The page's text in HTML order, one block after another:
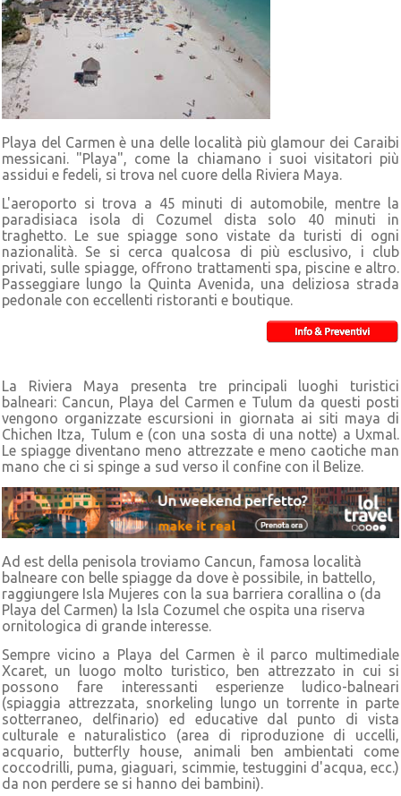
Playa del Carmen è una delle località più glamour dei Caraibi
messicani. "Playa", come la chiamano i suoi visitatori più
assidui e fedeli, si trova nel cuore della Riviera Maya.
L'aeroporto si trova a 45 minuti di automobile, mentre la
paradisiaca isola di Cozumel dista solo 40 minuti in
traghetto. Le sue spiagge sono vistate da turisti di ogni
nazionalità. Se si cerca qualcosa di più esclusivo, i club
privati, sulle spiagge, offrono trattamenti spa, piscine e altro.
Passeggiare lungo la Quinta Avenida, una deliziosa strada
pedonale con eccellenti ristoranti e boutique.
La Riviera Maya presenta tre principali luoghi turistici
balneari: Cancun, Playa del Carmen e Tulum da questi posti
vengono organizzate escursioni in giornata ai siti maya di
Chichen Itza, Tulum e (con una sosta di una notte) a Uxmal.
Le spiagge diventano meno attrezzate e meno caotiche man
mano che ci si spinge a sud verso il confine con il Belize.
Ad est della penisola troviamo Cancun, famosa località
balneare con belle spiagge da dove è possibile, in battello,
raggiungere Isla Mujeres con la sua barriera corallina o (da
Playa del Carmen) la Isla Cozumel che ospita una riserva
ornitologica di grande interesse.
Sempre vicino a Playa del Carmen è il parco multimediale
Xcaret, un luogo molto turistico, ben attrezzato in cui si
possono fare interessanti esperienze ludico-balneari
(spiaggia attrezzata, snorkeling lungo un torrente in parte
sotterraneo, delfinario) ed educative dal punto di vista
culturale e naturalistico (area di riproduzione di uccelli,
acquario, butterfly house, animali ben ambientati come
coccodrilli, puma, giaguari, scimmie, testuggini d'acqua, ecc.)
da non perdere se si hanno dei bambini).